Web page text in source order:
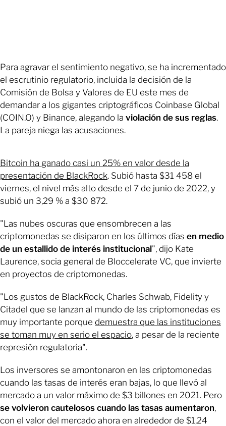
Para agravar el sentimiento negativo, se ha incrementado
el escrutinio regulatorio, incluida la decisión de la
Comisión de Bolsa y Valores de EU este mes de
demandar a los gigantes criptográficos Coinbase Global
(COIN.O) y Binance, alegando la violación de sus reglas.
La pareja niega las acusaciones.
Bitcoin ha ganado casi un 25% en valor desde la
presentación de BlackRock. Subió hasta $31 458 el
viernes, el nivel más alto desde el 7 de junio de 2022, y
subió un 3,29 % a $30 872.
"Las nubes oscuras que ensombrecen a las
criptomonedas se disiparon en los últimos días en medio
de un estallido de interés institucional", dijo Kate
Laurence, socia general de Bloccelerate VC, que invierte
en proyectos de criptomonedas.
"Los gustos de BlackRock, Charles Schwab, Fidelity y
Citadel que se lanzan al mundo de las criptomonedas es
muy importante porque demuestra que las instituciones
se toman muy en serio el espacio, a pesar de la reciente
represión regulatoria".
Los inversores se amontonaron en las criptomonedas
cuando las tasas de interés eran bajas, lo que llevó al
mercado a un valor máximo de $3 billones en 2021. Pero
se volvieron cautelosos cuando las tasas aumentaron,
con el valor del mercado ahora en alrededor de $1,24